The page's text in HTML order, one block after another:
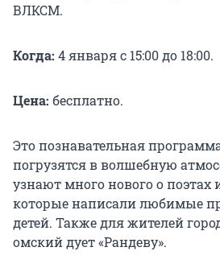
ВЛКСМ.
Когда: 4 января с 15:00 до 18:00.
Цена: бесплатно.
Это познавательная
погрузятся в волшебную
узнают много нового о поэтах
которые написали любимые
детей. Также для жителей
омский дует «Рандеву».